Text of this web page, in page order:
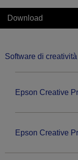
Download
Software di creatività
Epson Creative
Epson Creative